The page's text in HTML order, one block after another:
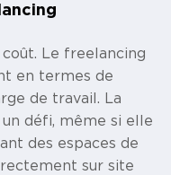
Le freelancing
en termes de
de travail. La
défi, même si elle
des espaces de
sur site